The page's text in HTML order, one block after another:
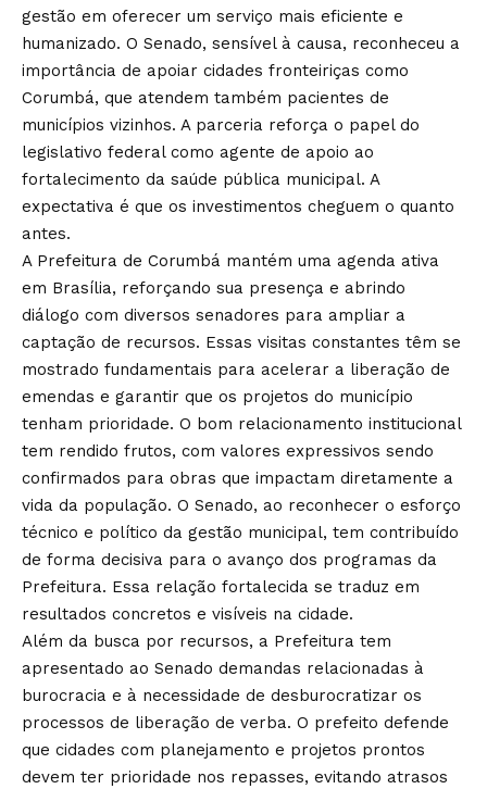
gestão em oferecer um serviço mais eficiente e
humanizado. O Senado, sensível à causa, reconheceu a
importância de apoiar cidades fronteiriças como
Corumbá, que atendem também pacientes de
municípios vizinhos. A parceria reforça o papel do
legislativo federal como agente de apoio ao
fortalecimento da saúde pública municipal. A
expectativa é que os investimentos cheguem o quanto
antes.
A Prefeitura de Corumbá mantém uma agenda ativa
em Brasília, reforçando sua presença e abrindo
diálogo com diversos senadores para ampliar a
captação de recursos. Essas visitas constantes têm se
mostrado fundamentais para acelerar a liberação de
emendas e garantir que os projetos do município
tenham prioridade. O bom relacionamento institucional
tem rendido frutos, com valores expressivos sendo
confirmados para obras que impactam diretamente a
vida da população. O Senado, ao reconhecer o esforço
técnico e político da gestão municipal, tem contribuído
de forma decisiva para o avanço dos programas da
Prefeitura. Essa relação fortalecida se traduz em
resultados concretos e visíveis na cidade.
Além da busca por recursos, a Prefeitura tem
apresentado ao Senado demandas relacionadas à
burocracia e à necessidade de desburocratizar os
processos de liberação de verba. O prefeito defende
que cidades com planejamento e projetos prontos
devem ter prioridade nos repasses, evitando atrasos